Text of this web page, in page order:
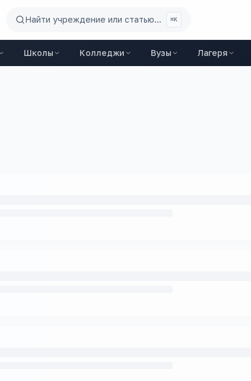
Найти учреждение или статью... ⌘K
Школы Колледжи Вузы Лагеря